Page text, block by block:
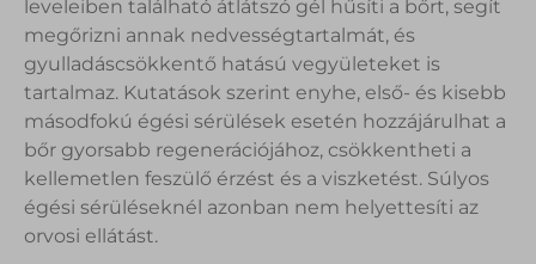
leveleiben található átlátszó gél hűsíti a bőrt, segít
megőrizni annak nedvességtartalmát, és
gyulladáscsökkentő hatású vegyületeket is
tartalmaz. Kutatások szerint enyhe, első- és kisebb
másodfokú égési sérülések esetén hozzájárulhat a
bőr gyorsabb regenerációjához, csökkentheti a
kellemetlen feszülő érzést és a viszketést. Súlyos
égési sérüléseknél azonban nem helyettesíti az
orvosi ellátást.